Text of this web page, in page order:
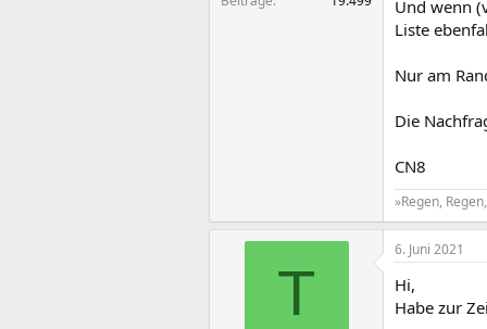
Und wenn
Liste
Nur am
Die
CN8
»Regen,
T
6. Juni 2021
Hi,
Habe zur